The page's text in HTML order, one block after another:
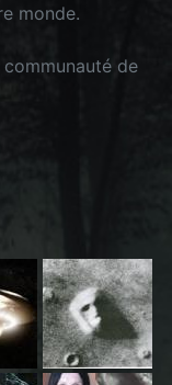
monde.
de